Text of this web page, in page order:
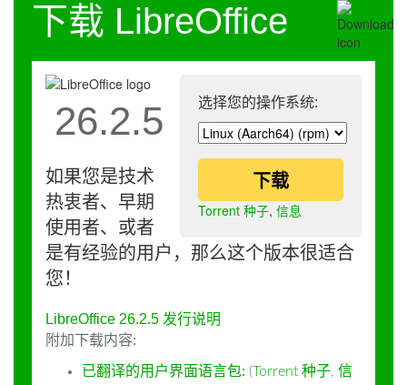
下载 LibreOffice
选择您的操作系统:
下载
Torrent 种子, 信息
26.2.5
如果您是技术
热衷者、早期
使用者、或者
是有经验的用户，那么这个版本很适合
您！
LibreOffice 26.2.5 发行说明
附加下载内容:
已翻译的用户界面语言包: (Torrent 种子, 信